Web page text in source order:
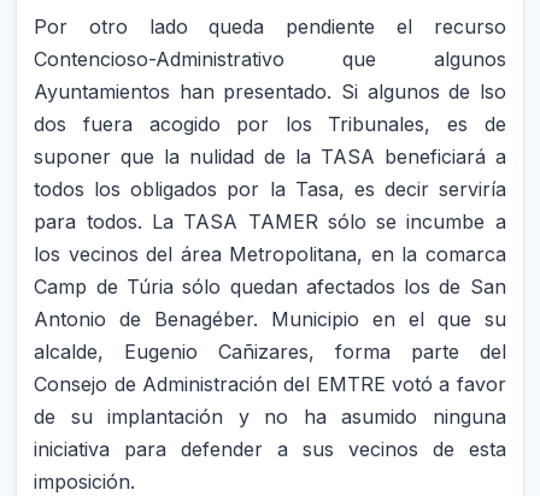
Por otro lado queda pendiente el recurso
Contencioso-Administrativo que algunos
Ayuntamientos han presentado. Si algunos de lso
dos fuera acogido por los Tribunales, es de
suponer que la nulidad de la TASA beneficiará a
todos los obligados por la Tasa, es decir serviría
para todos. La TASA TAMER sólo se incumbe a
los vecinos del área Metropolitana, en la comarca
Camp de Túria sólo quedan afectados los de San
Antonio de Benagéber. Municipio en el que su
alcalde, Eugenio Cañizares, forma parte del
Consejo de Administración del EMTRE votó a favor
de su implantación y no ha asumido ninguna
iniciativa para defender a sus vecinos de esta
imposición.